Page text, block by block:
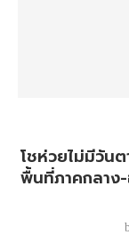
โชห่วยไม่มีวัน
พื้นที่ภาคกลาง